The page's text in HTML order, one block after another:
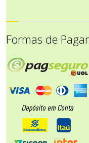
Formas de